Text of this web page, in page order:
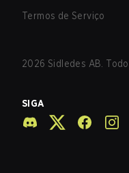
Termos de Serviço
2026 Sidledes AB.
SIGA